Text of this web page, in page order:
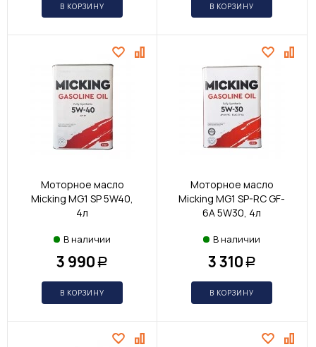
В КОРЗИНУ В КОРЗИНУ
Моторное масло
Micking MG1 SP 5W40,
4л
В наличии
3 990 Р
В КОРЗИНУ
Моторное масло
Micking MG1 SP-RC GF-
6A 5W30, 4л
В наличии
3 310 Р
В КОРЗИНУ